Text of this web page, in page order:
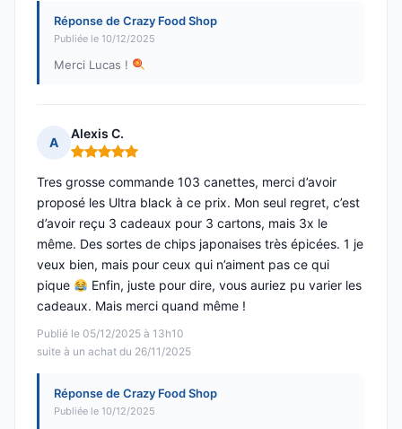
Réponse de Crazy Food Shop
Publiée le 10/12/2025
Merci Lucas !
A
Alexis C.
Note : 5 sur 5
Publié le 05/12/2025 à 13h10
suite à un achat du 26/11/2025
Tres grosse commande 103 canettes, merci d’avoir
proposé les Ultra black à ce prix. Mon seul regret, c’est
d’avoir reçu 3 cadeaux pour 3 cartons, mais 3x le
même. Des sortes de chips japonaises très épicées. 1 je
veux bien, mais pour ceux qui n’aiment pas ce qui
pique
Enfin, juste pour dire, vous auriez pu varier les
cadeaux. Mais merci quand même !
Réponse de Crazy Food Shop
Publiée le 10/12/2025